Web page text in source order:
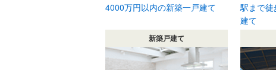
4000万円以内の新築一戸建て
駅まで
建て
新築戸建て